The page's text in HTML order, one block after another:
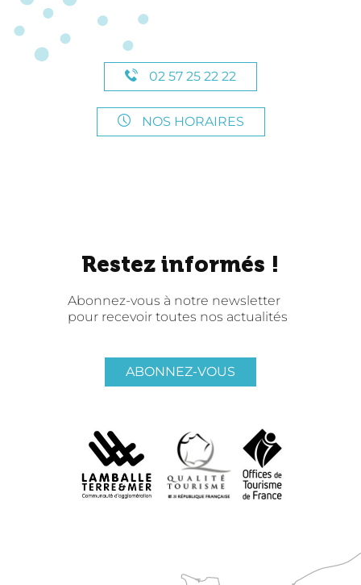
02 57 25 22 22
NOS HORAIRES
Restez informés !
Abonnez-vous à notre newsletter
pour recevoir toutes nos actualités
ABONNEZ-VOUS